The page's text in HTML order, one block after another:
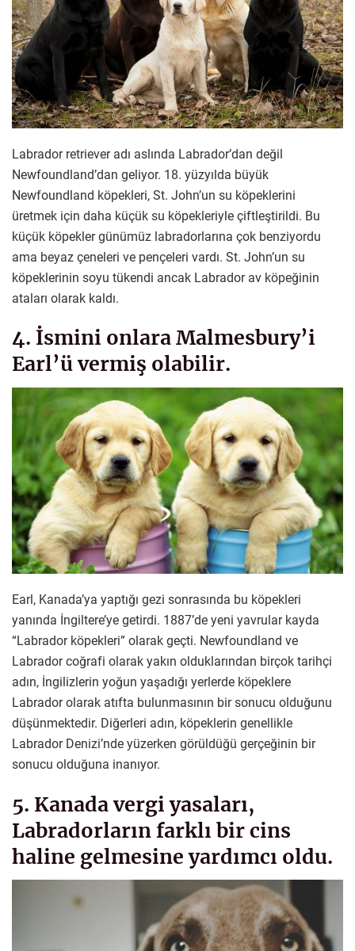
Labrador retriever adı aslında Labrador’dan değil
Newfoundland’dan geliyor. 18. yüzyılda büyük
Newfoundland köpekleri, St. John’un su köpeklerini
üretmek için daha küçük su köpekleriyle çiftleştirildi. Bu
küçük köpekler günümüz labradorlarına çok benziyordu
ama beyaz çeneleri ve pençeleri vardı. St. John’un su
köpeklerinin soyu tükendi ancak Labrador av köpeğinin
ataları olarak kaldı.
4. İsmini onlara Malmesbury’i
Earl’ü vermiş olabilir.
Earl, Kanada’ya yaptığı gezi sonrasında bu köpekleri
yanında İngiltere’ye getirdi. 1887’de yeni yavrular kayda
“Labrador köpekleri” olarak geçti. Newfoundland ve
Labrador coğrafi olarak yakın olduklarından birçok tarihçi
adın, İngilizlerin yoğun yaşadığı yerlerde köpeklere
Labrador olarak atıfta bulunmasının bir sonucu olduğunu
düşünmektedir. Diğerleri adın, köpeklerin genellikle
Labrador Denizi’nde yüzerken görüldüğü gerçeğinin bir
sonucu olduğuna inanıyor.
5. Kanada vergi yasaları,
Labradorların farklı bir cins
haline gelmesine yardımcı oldu.